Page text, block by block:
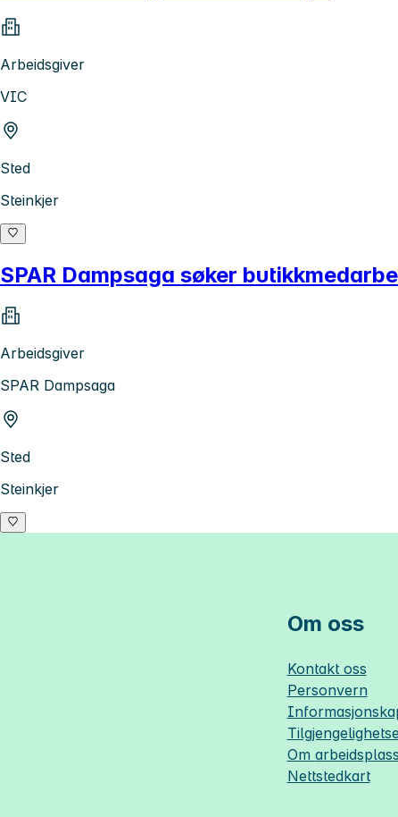
Arbeidsgiver
VIC
Sted
Steinkjer
SPAR Dampsaga søker
Arbeidsgiver
SPAR Dampsaga
Sted
Steinkjer
Om oss
Kontakt oss
Personvern
Om
Nettstedkart